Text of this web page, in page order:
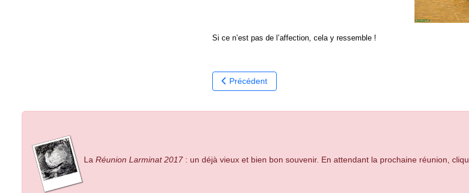
Si ce n’est pas de l’affection, cela y ressemble !
Article précédent : En route vers l’Italie
Précédent
LaRéunion Larminat 2017: un déjà vieux et bien bon souvenir. En attendant la prochaine réunion,